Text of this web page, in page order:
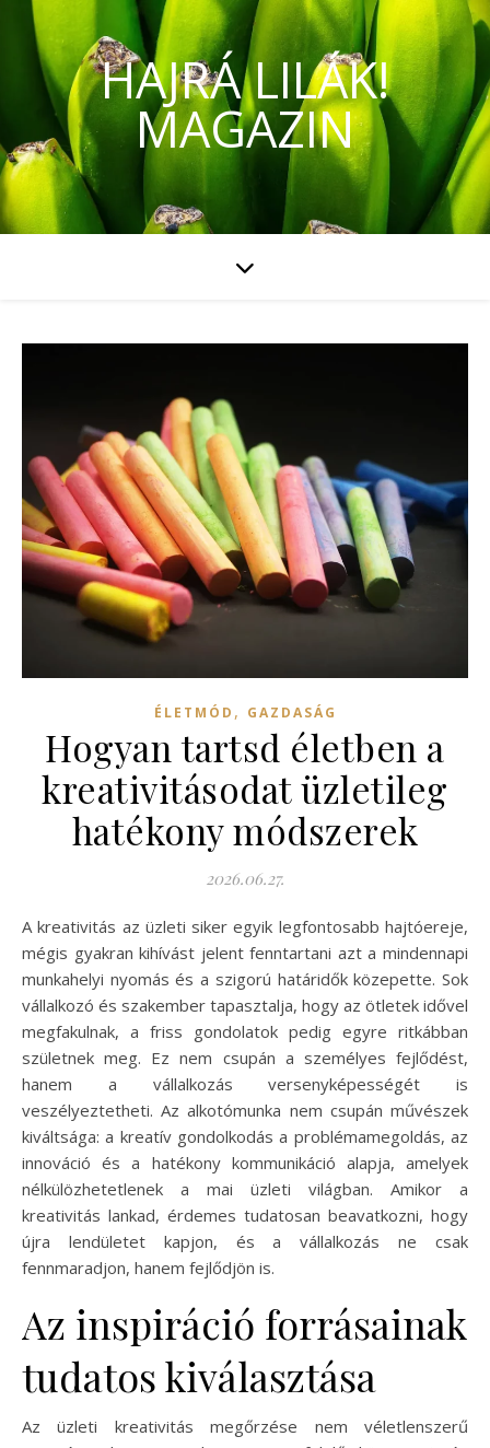
HAJRÁ LILÁK!
MAGAZIN
ÉLETMÓD , GAZDASÁG
Hogyan tartsd életben a
kreativitásodat üzletileg
hatékony módszerek
2026.06.27.
A kreativitás az üzleti siker egyik legfontosabb hajtóereje,
mégis gyakran kihívást jelent fenntartani azt a mindennapi
munkahelyi nyomás és a szigorú határidők közepette. Sok
vállalkozó és szakember tapasztalja, hogy az ötletek idővel
megfakulnak, a friss gondolatok pedig egyre ritkábban
születnek meg. Ez nem csupán a személyes fejlődést,
hanem a vállalkozás versenyképességét is
veszélyeztetheti. Az alkotómunka nem csupán művészek
kiváltsága: a kreatív gondolkodás a problémamegoldás, az
innováció és a hatékony kommunikáció alapja, amelyek
nélkülözhetetlenek a mai üzleti világban. Amikor a
kreativitás lankad, érdemes tudatosan beavatkozni, hogy
újra lendületet kapjon, és a vállalkozás ne csak
fennmaradjon, hanem fejlődjön is.
Az inspiráció forrásainak
tudatos kiválasztása
Az üzleti kreativitás megőrzése nem véletlenszerű